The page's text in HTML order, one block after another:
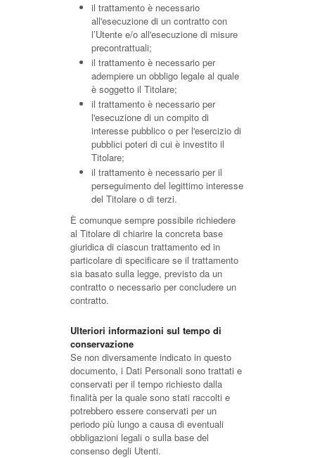
il trattamento è necessario
all'esecuzione di un contratto con
l’Utente e/o all'esecuzione di misure
precontrattuali;
il trattamento è necessario per
adempiere un obbligo legale al quale
è soggetto il Titolare;
il trattamento è necessario per
l'esecuzione di un compito di
interesse pubblico o per l'esercizio di
pubblici poteri di cui è investito il
Titolare;
il trattamento è necessario per il
perseguimento del legittimo interesse
del Titolare o di terzi.
È comunque sempre possibile richiedere
al Titolare di chiarire la concreta base
giuridica di ciascun trattamento ed in
particolare di specificare se il trattamento
sia basato sulla legge, previsto da un
contratto o necessario per concludere un
contratto.
Ulteriori informazioni sul tempo di
conservazione
Se non diversamente indicato in questo
documento, i Dati Personali sono trattati e
conservati per il tempo richiesto dalla
finalità per la quale sono stati raccolti e
potrebbero essere conservati per un
periodo più lungo a causa di eventuali
obbligazioni legali o sulla base del
consenso degli Utenti.